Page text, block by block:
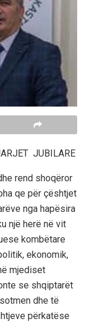
JUBILARE
rend shoqëror
qe për çështjet
nga hapësira
një herë në vit
kombëtare
ekonomik,
mjediset
se shqiptarët
dhe të
përkatëse